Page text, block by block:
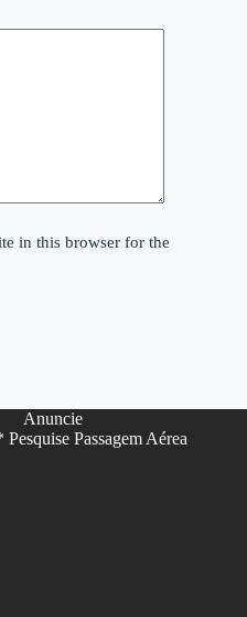
in this browser for the
Anuncie
Pesquise Passagem Aérea